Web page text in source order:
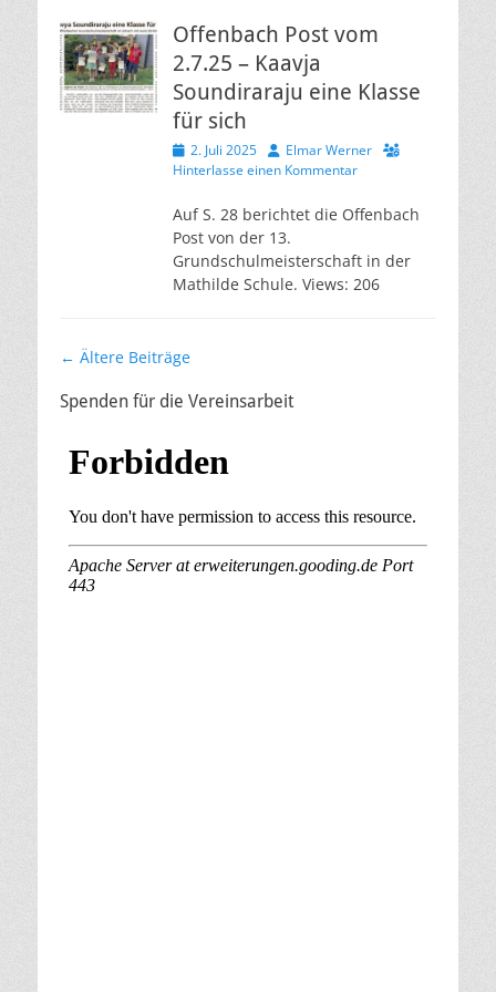
Offenbach Post vom
2.7.25 – Kaavja
Soundiraraju eine Klasse
für sich
Veröffentlicht
am
2. Juli 2025 AutorElmar Werner
Hinterlasse einen Kommentar
Auf S. 28 berichtet die Offenbach
Post von der 13.
Grundschulmeisterschaft in der
Mathilde Schule. Views: 206
Beitragsnavigation
← Ältere Beiträge
Spenden für die Vereinsarbeit